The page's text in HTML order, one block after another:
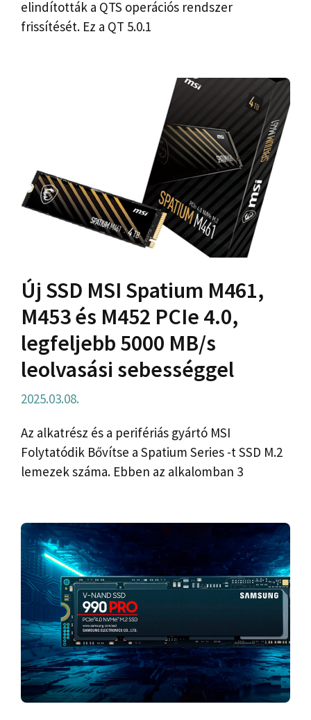
elindították a QTS operációs rendszer
frissítését. Ez a QT 5.0.1
Új SSD MSI Spatium M461,
M453 és M452 PCIe 4.0,
legfeljebb 5000 MB/s
leolvasási sebességgel
2025.03.08.
Az alkatrész és a perifériás gyártó MSI
Folytatódik Bővítse a Spatium Series -t SSD M.2
lemezek száma. Ebben az alkalomban 3